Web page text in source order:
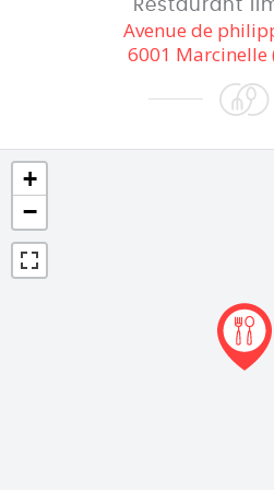
Restaurant
Avenue de
6001 Marcinelle
+
−